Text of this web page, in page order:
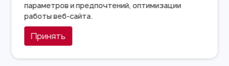
Сервисы и услуги
База знаний
Решения
параметров и предпочтений, оптимизации
работы веб-сайта.
Принять